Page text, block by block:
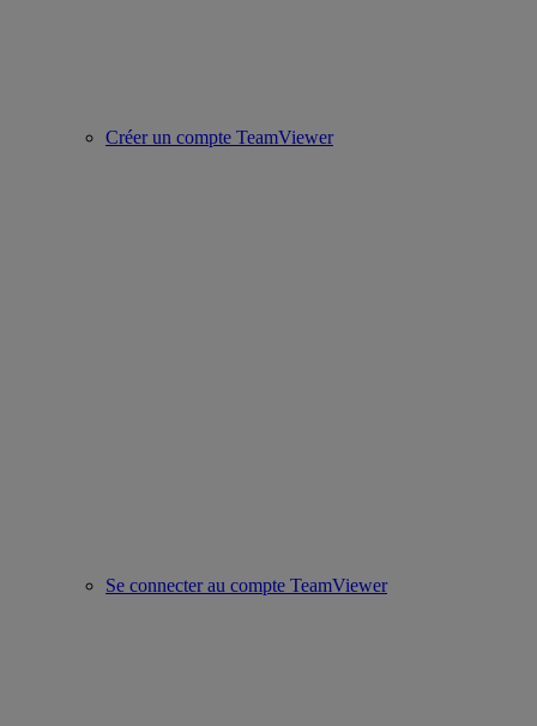
Créer un compte TeamViewer
Se connecter au compte TeamViewer